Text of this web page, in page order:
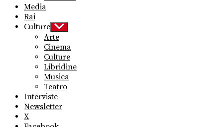
Media
Rai
Culture Show
sub
menu
Arte
Cinema
Culture
Libridine
Musica
Teatro
Interviste
Newsletter
X